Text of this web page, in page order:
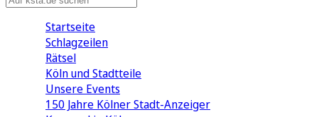
Startseite
Schlagzeilen
Rätsel
Köln und Stadtteile
Unsere Events
150 Jahre Kölner Stadt-Anzeiger